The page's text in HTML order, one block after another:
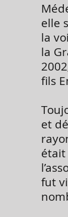
elle
la
la
fils
et
fut